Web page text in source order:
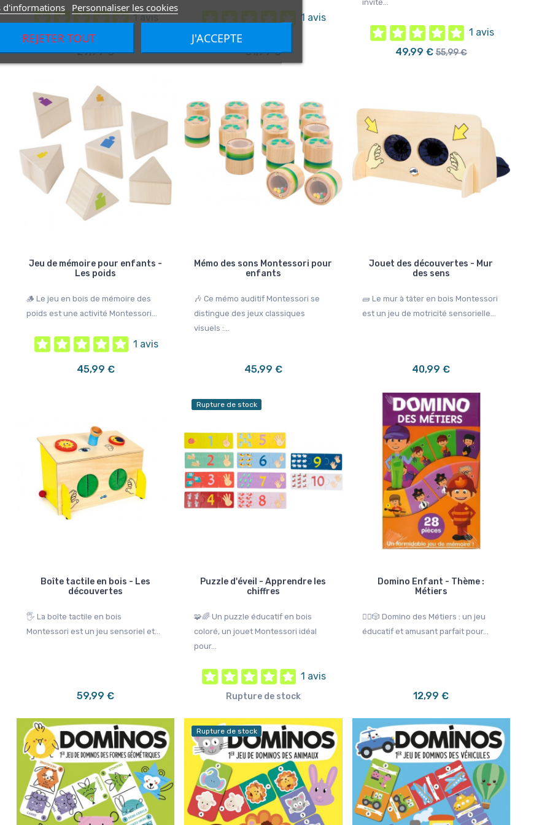
d'informations Personnaliser les cookies
REJETER TOUT J'ACCEPTE
1 avis
29,99 €
1 avis
31,99 €
invite...
1 avis
49,99 € 55,99 €
Jeu de mémoire pour enfants -
Les poids
🪵 Le jeu en bois de mémoire des
poids est une activité Montessori...
1 avis
45,99 €
Mémo des sons Montessori pour
enfants
🎶 Ce mémo auditif Montessori se
distingue des jeux classiques
visuels :...
45,99 €
Jouet des découvertes - Mur
des sens
🧱 Le mur à tâter en bois Montessori
est un jeu de motricité sensorielle...
40,99 €
Boîte tactile en bois - Les
découvertes
🖐️ La boîte tactile en bois
Montessori est un jeu sensoriel et...
59,99 €
Rupture de stock
Puzzle d'éveil - Apprendre les
chiffres
🧩🌈 Un puzzle éducatif en bois
coloré, un jouet Montessori idéal
pour...
1 avis
Rupture de stock
Domino Enfant - Thème :
Métiers
👷‍♂️🎲 Domino des Métiers : un jeu
éducatif et amusant parfait pour...
12,99 €
Rupture de stock